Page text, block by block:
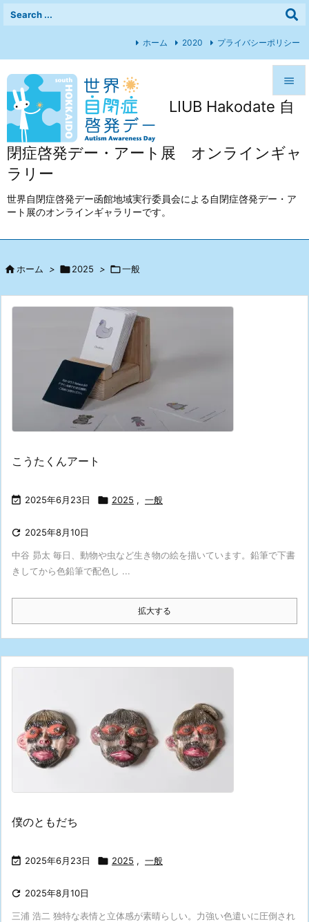
LIUB Hakodate 自
閉症啓発デー・アート展 オンラインギャ
ラリー
世界自閉症啓発デー函館地域実行委員会による自閉症啓発デー・ア
ート展のオンラインギャラリーです。



前へ
次へ
ホーム 2020 プライバシーポリシー
ホーム > 2025 > 一般
こうたくんアート
 2025年6月23日  2025 , 一般
 2025年8月10日
中谷 昴太 毎日、動物や虫など生き物の絵を描いています。鉛筆で下書
きしてから色鉛筆で配色し ...
拡大する
僕のともだち
 2025年6月23日  2025 , 一般
 2025年8月10日
三浦 浩二 独特な表情と立体感が素晴らしい。力強い色遣いに圧倒され